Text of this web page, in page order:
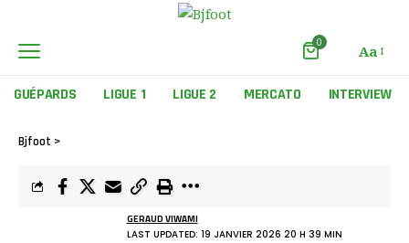
0 Aa
GUÉPARDS LIGUE 1 LIGUE 2 MERCATO INTERVIEW
Bjfoot >
LAST UPDATED: 19 JANVIER 2026 20 H 39 MIN
GERAUD VIWAMI